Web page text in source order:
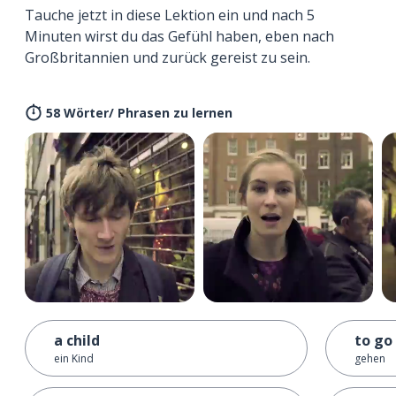
Tauche jetzt in diese Lektion ein und nach 5
Minuten wirst du das Gefühl haben, eben nach
Großbritannien und zurück gereist zu sein.
58 Wörter/ Phrasen zu lernen
a child
ein Kind
to go
gehen